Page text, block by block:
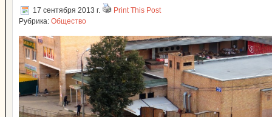
17 сентября 2013 г.
Print This Post
Рубрика: Общество